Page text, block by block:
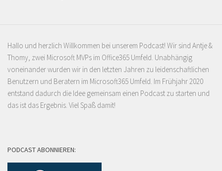
Hallo und herzlich Willkommen bei unserem Podcast! Wir sind Antje &
Thomy, zwei Microsoft MVPs im Office365 Umfeld. Unabhängig
voneinander wurden wir in den letzten Jahren zu leidenschaftlichen
Benutzern und Beratern im Microsoft365 Umfeld. Im Frühjahr 2020
entstand dadurch die Idee gemeinsam einen Podcast zu starten und
das ist das Ergebnis. Viel Spaß damit!
PODCAST ABONNIEREN: